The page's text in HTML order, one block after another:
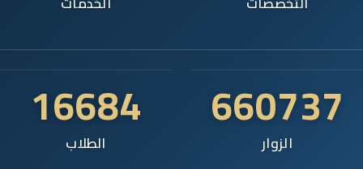
660737
الزوار
16684
الطلاب